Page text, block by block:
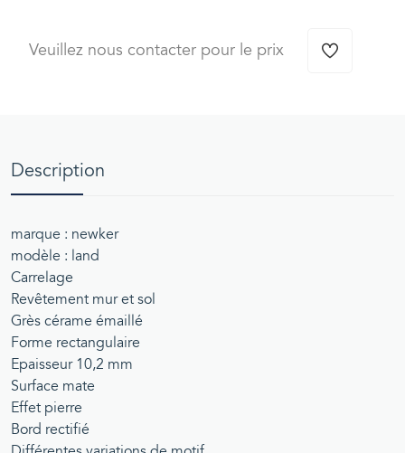
Veuillez nous contacter pour le prix
Description
marque : newker
modèle : land
Carrelage
Revêtement mur et sol
Grès cérame émaillé
Forme rectangulaire
Epaisseur 10,2 mm
Surface mate
Effet pierre
Bord rectifié